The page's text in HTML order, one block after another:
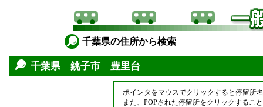
千葉県の住所から検索
千葉県 銚子市 豊里台
ポインタをマウスでクリックすると停留所
また、POPされた停留所をクリックするこ